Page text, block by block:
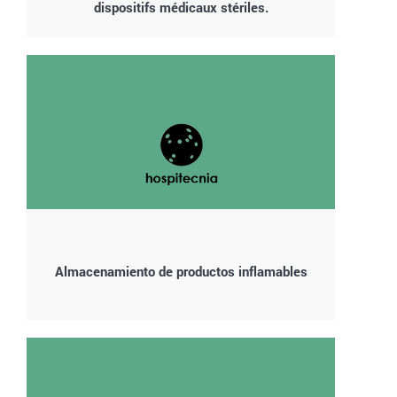
dispositifs médicaux stériles.
Almacenamiento de productos inflamables